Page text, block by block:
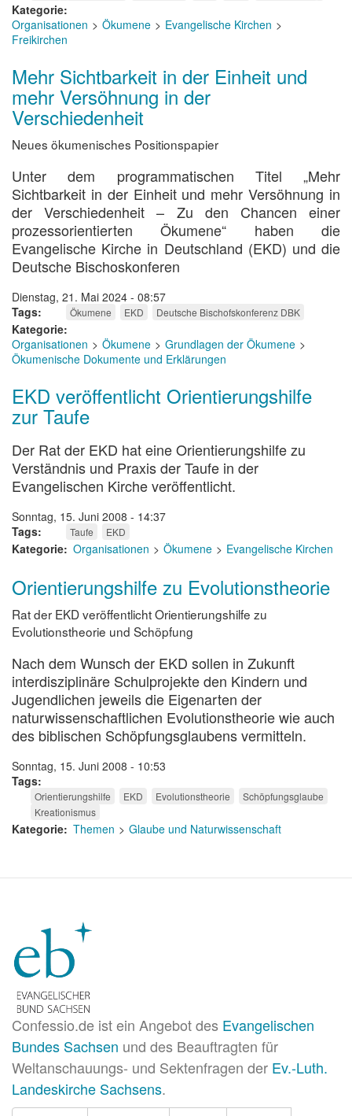
Kategorie
Organisationen
Ökumene
Evangelische Kirchen
Freikirchen
Mehr Sichtbarkeit in der Einheit und
mehr Versöhnung in der
Verschiedenheit
Neues ökumenisches Positionspapier
Unter dem programmatischen Titel „Mehr
Sichtbarkeit in der Einheit und mehr Versöhnung in
der Verschiedenheit – Zu den Chancen einer
prozessorientierten Ökumene“ haben die
Evangelische Kirche in Deutschland (EKD) und die
Deutsche Bischoskonferen
Dienstag, 21. Mai 2024 - 08:57
Tags
Ökumene EKD Deutsche Bischofskonferenz DBK
Kategorie
Organisationen
Ökumene
Grundlagen der Ökumene
Ökumenische Dokumente und Erklärungen
EKD veröffentlicht Orientierungshilfe
zur Taufe
Der Rat der EKD hat eine Orientierungshilfe zu
Verständnis und Praxis der Taufe in der
Evangelischen Kirche veröffentlicht.
Sonntag, 15. Juni 2008 - 14:37
Tags
Taufe EKD
Kategorie Organisationen Ökumene Evangelische Kirchen
Orientierungshilfe zu Evolutionstheorie
Rat der EKD veröffentlicht Orientierungshilfe zu
Evolutionstheorie und Schöpfung
Nach dem Wunsch der EKD sollen in Zukunft
interdisziplinäre Schulprojekte den Kindern und
Jugendlichen jeweils die Eigenarten der
naturwissenschaftlichen Evolutionstheorie wie auch
des biblischen Schöpfungsglaubens vermitteln.
Sonntag, 15. Juni 2008 - 10:53
Tags
Orientierungshilfe EKD Evolutionstheorie
Schöpfungsglaube
Kreationismus
Kategorie Themen Glaube und Naturwissenschaft
Confessio.de ist ein Angebot des Evangelischen
Bundes Sachsen und des Beauftragten für
Weltanschauungs- und Sektenfragen der Ev.-Luth.
Landeskirche Sachsens.